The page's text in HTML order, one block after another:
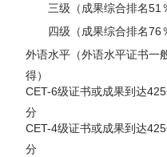
三级（成果综合排名51
四级（成果综合排名76
外语水平（外语水平证书一
得）
CET-6级证书或成果到达
分
CET-4级证书或成果到达
分